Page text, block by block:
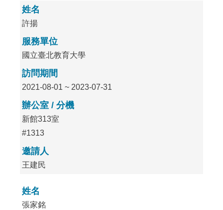
姓名
許揚
服務單位
國立臺北教育大學
訪問期間
2021-08-01 ~ 2023-07-31
辦公室 / 分機
新館313室
#1313
邀請人
王建民
姓名
張家銘